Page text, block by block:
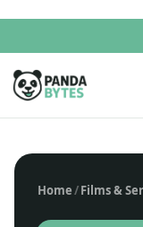
Home/Films &